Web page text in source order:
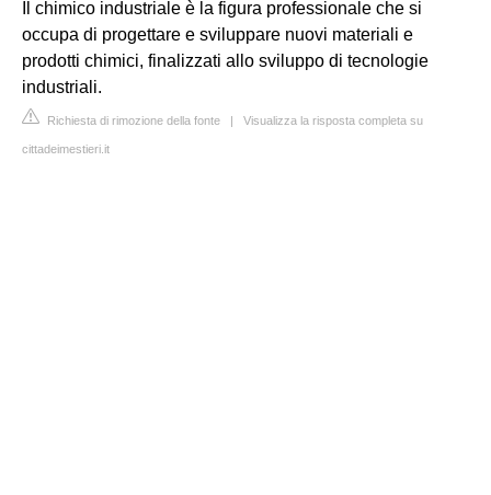
Il chimico industriale è la figura professionale che si
occupa di progettare e sviluppare nuovi materiali e
prodotti chimici, finalizzati allo sviluppo di tecnologie
industriali.
Richiesta di rimozione della fonte | Visualizza la risposta completa su
cittadeimestieri.it